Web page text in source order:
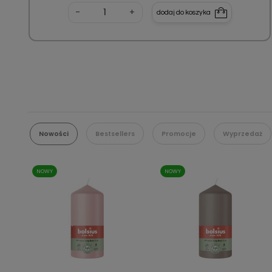
- + dodaj do koszyka
Nowości Bestsellers Promocje Wyprzedaż
NOWY NOWY